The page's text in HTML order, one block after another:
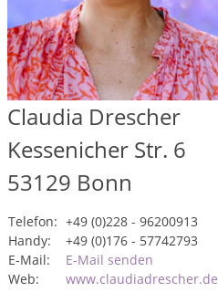
Claudia Drescher
Kessenicher Str. 6
53129 Bonn
Telefon: +49 (0)228 - 96200913
Handy:
+49 (0)176 - 57742793
E-Mail:
E-Mail senden
Web:
www.claudiadrescher.de